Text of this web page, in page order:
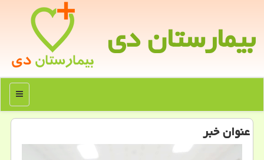
بیمارستان دی
منو
عنوان خبر